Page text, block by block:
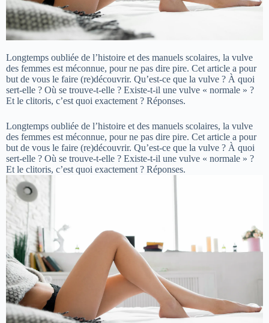
Longtemps oubliée de l’histoire et des manuels scolaires, la vulve
des femmes est méconnue, pour ne pas dire pire. Cet article a pour
but de vous le faire (re)découvrir. Qu’est-ce que la vulve ? À quoi
sert-elle ? Où se trouve-t-elle ? Existe-t-il une vulve « normale » ?
Et le clitoris, c’est quoi exactement ? Réponses.
Longtemps oubliée de l’histoire et des manuels scolaires, la vulve
des femmes est méconnue, pour ne pas dire pire. Cet article a pour
but de vous le faire (re)découvrir. Qu’est-ce que la vulve ? À quoi
sert-elle ? Où se trouve-t-elle ? Existe-t-il une vulve « normale » ?
Et le clitoris, c’est quoi exactement ? Réponses.